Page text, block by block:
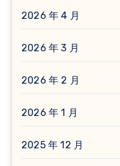
2026 年 4 月
2026 年 3 月
2026 年 2 月
2026 年 1 月
2025 年 12 月